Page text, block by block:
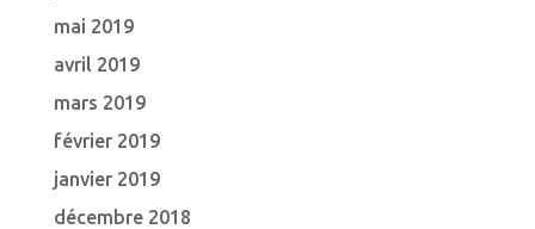
mai 2019
avril 2019
mars 2019
février 2019
janvier 2019
décembre 2018